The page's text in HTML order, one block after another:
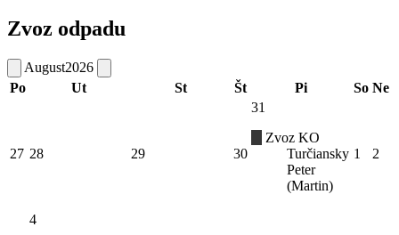
Zvoz odpadu
August2026
Po
Ut St Št Pi So Ne
27 28 29 30
31
Zvoz KO
Turčiansky
Peter
(Martin)
1 2
4